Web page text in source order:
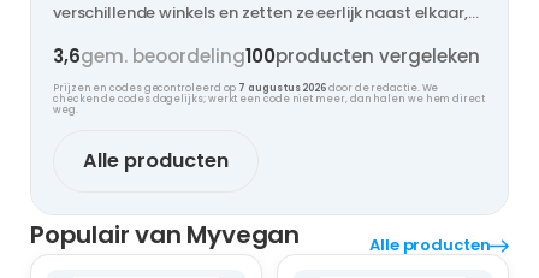
verschillende winkels en zetten ze eerlijk naast elkaar,
3,6gem. beoordeling100producten vergeleken
Prijzen en codes gecontroleerd op 7 augustus 2026door de redactie. We
checken de codes dagelijks; werkt een code niet meer, dan halen we hem direct
weg.
Alle producten
Populair van Myvegan Alle producten